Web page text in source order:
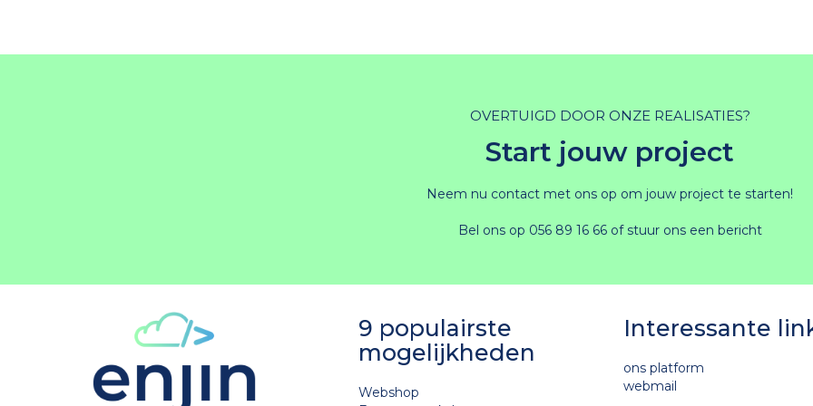
OVERTUIGD DOOR ONZE REALISATIES?
Start jouw project
Neem nu contact met ons op om jouw project te starten!
Bel ons op 056 89 16 66of stuur ons een bericht
9 populairste
mogelijkheden
Webshop
Interessante
ons platform
webmail